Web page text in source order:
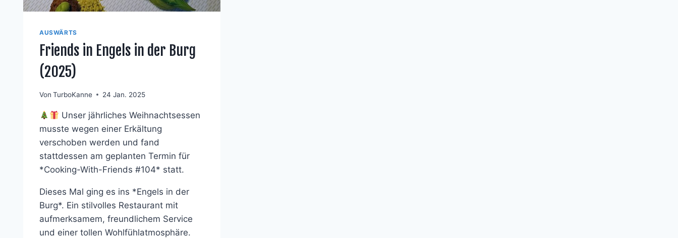
AUSWÄRTS
Friends in Engels in der Burg
(2025)
Von TurboKanne 24 Jan. 2025
Unser jährliches Weihnachtsessen
musste wegen einer Erkältung
verschoben werden und fand
stattdessen am geplanten Termin für
*Cooking-With-Friends #104* statt.
Dieses Mal ging es ins *Engels in der
Burg*. Ein stilvolles Restaurant mit
aufmerksamem, freundlichem Service
und einer tollen Wohlfühlatmosphäre.